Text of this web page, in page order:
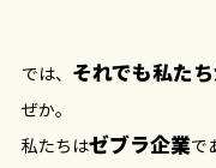
では、 それでも私た
ぜか。
私たちはゼブラ企業で